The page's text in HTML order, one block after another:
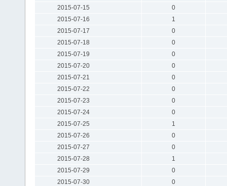
2015-07-15
0
2015-07-16
1
2015-07-17
0
2015-07-18
0
2015-07-19
0
2015-07-20
0
2015-07-21
0
2015-07-22
0
2015-07-23
0
2015-07-24
0
2015-07-25
1
2015-07-26
0
2015-07-27
0
2015-07-28
1
2015-07-29
0
2015-07-30
0